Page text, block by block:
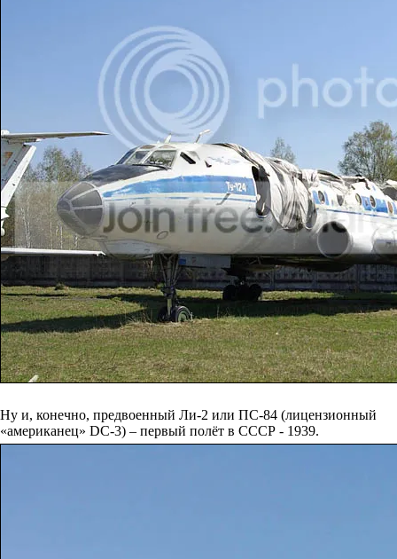
Ну и, конечно, предвоенный Ли-2 или ПС-84 (лицензионный
«американец» DC-3) – первый полёт в СССР - 1939.